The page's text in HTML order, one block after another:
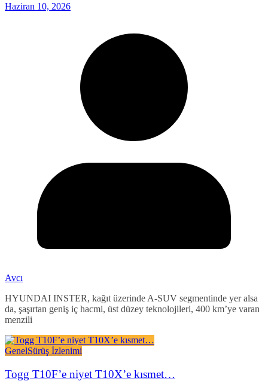
Haziran 10, 2026
Avcı
HYUNDAI INSTER, kağıt üzerinde A-SUV segmentinde yer alsa
da, şaşırtan geniş iç hacmi, üst düzey teknolojileri, 400 km’ye varan
menzili
GenelSürüş İzlenimi
Togg T10F’e niyet T10X’e kısmet…